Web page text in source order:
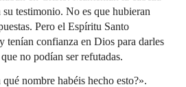
testimonio. No es que hubieran
Pero el Espíritu Santo
tenían confianza en Dios para darles
no podían ser refutadas.
nombre habéis hecho esto?».